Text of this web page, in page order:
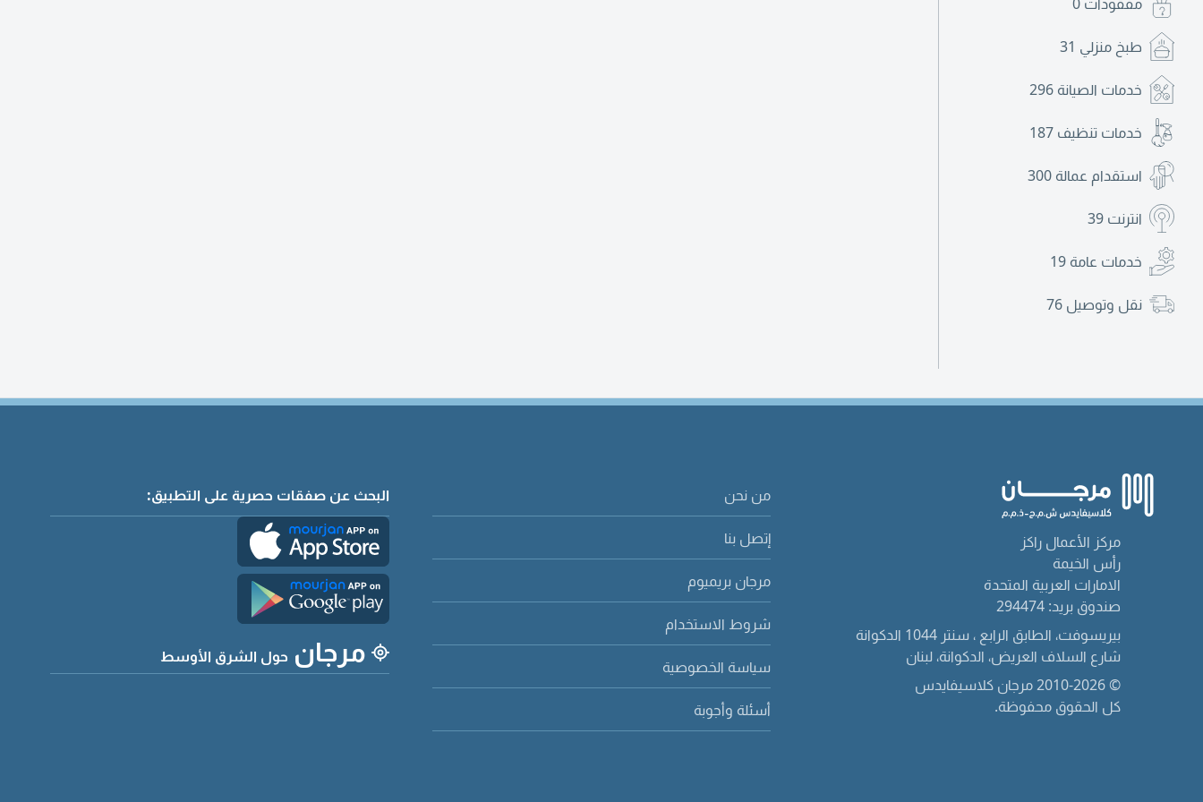
طبخ منزلي 31
خدمات الصيانة 296
خدمات تنظيف 187
استقدام عمالة 300
انترنت 39
خدمات عامة 19
نقل وتوصيل 76
مركز الأعمال راكز
رأس الخيمة
الامارات العربية المتحدة
صندوق بريد: 294474
بيريسوفت، الطابق الرابع ، سنتر 1044 الدكوانة
شارع السلاف العريض، الدكوانة، لبنان
© 2010-2026 مرجان كلاسيفايدس
كل الحقوق محفوظة.
من نحن
إتصل بنا
مرجان بريميوم
شروط الاستخدام
سياسة الخصوصية
أسئلة وأجوبة
البحث عن صفقات حصرية على التطبيق:
مرجان حول الشرق الأوسط